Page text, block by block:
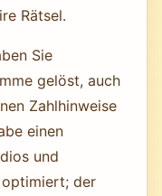
Rätsel.
Sie
gelöst, auch
Zahlhinweise
einen
und
der